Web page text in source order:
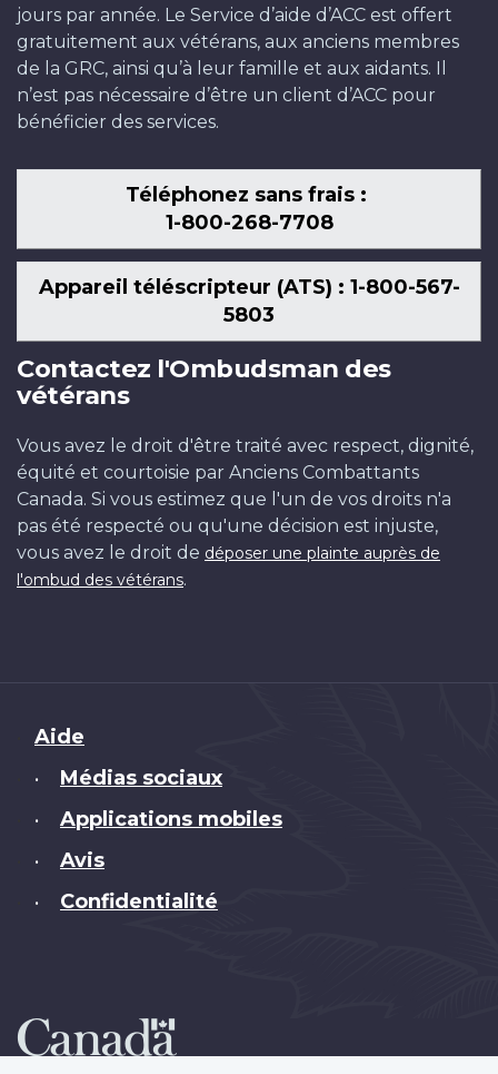
jours par année. Le Service d’aide d’ACC est offert
gratuitement aux vétérans, aux anciens membres
de la GRC, ainsi qu’à leur famille et aux aidants. Il
n’est pas nécessaire d’être un client d’ACC pour
bénéficier des services.
Téléphonez sans frais :
1-800-268-7708
Appareil téléscripteur (ATS) : 1-800-567-
5803
Contactez l'Ombudsman des
vétérans
Vous avez le droit d'être traité avec respect, dignité,
équité et courtoisie par Anciens Combattants
Canada. Si vous estimez que l'un de vos droits n'a
pas été respecté ou qu'une décision est injuste,
vous avez le droit de déposer une plainte auprès de
l'ombud des vétérans.
Brand
Aide
• Médias sociaux
• Applications mobiles
• Avis
• Confidentialité